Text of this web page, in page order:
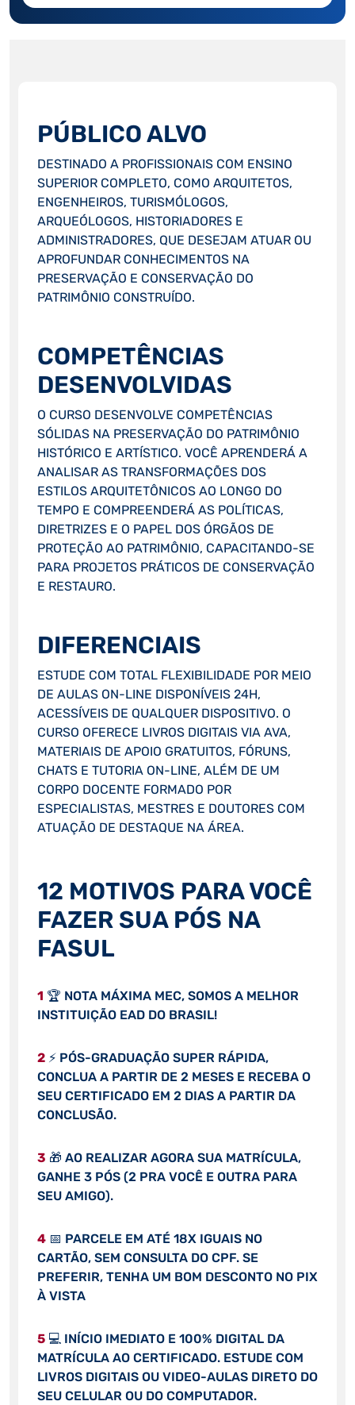
PÚBLICO ALVO
DESTINADO A PROFISSIONAIS COM ENSINO
SUPERIOR COMPLETO, COMO ARQUITETOS,
ENGENHEIROS, TURISMÓLOGOS,
ARQUEÓLOGOS, HISTORIADORES E
ADMINISTRADORES, QUE DESEJAM ATUAR OU
APROFUNDAR CONHECIMENTOS NA
PRESERVAÇÃO E CONSERVAÇÃO DO
PATRIMÔNIO CONSTRUÍDO.
COMPETÊNCIAS
DESENVOLVIDAS
O CURSO DESENVOLVE COMPETÊNCIAS
SÓLIDAS NA PRESERVAÇÃO DO PATRIMÔNIO
HISTÓRICO E ARTÍSTICO. VOCÊ APRENDERÁ A
ANALISAR AS TRANSFORMAÇÕES DOS
ESTILOS ARQUITETÔNICOS AO LONGO DO
TEMPO E COMPREENDERÁ AS POLÍTICAS,
DIRETRIZES E O PAPEL DOS ÓRGÃOS DE
PROTEÇÃO AO PATRIMÔNIO, CAPACITANDO-SE
PARA PROJETOS PRÁTICOS DE CONSERVAÇÃO
E RESTAURO.
DIFERENCIAIS
ESTUDE COM TOTAL FLEXIBILIDADE POR MEIO
DE AULAS ON-LINE DISPONÍVEIS 24H,
ACESSÍVEIS DE QUALQUER DISPOSITIVO. O
CURSO OFERECE LIVROS DIGITAIS VIA AVA,
MATERIAIS DE APOIO GRATUITOS, FÓRUNS,
CHATS E TUTORIA ON-LINE, ALÉM DE UM
CORPO DOCENTE FORMADO POR
ESPECIALISTAS, MESTRES E DOUTORES COM
ATUAÇÃO DE DESTAQUE NA ÁREA.
12 MOTIVOS PARA VOCÊ
FAZER SUA PÓS NA
FASUL
1 🏆 NOTA MÁXIMA MEC, SOMOS A MELHOR
INSTITUIÇÃO EAD DO BRASIL!
2⚡ PÓS-GRADUAÇÃO SUPER RÁPIDA,
CONCLUA A PARTIR DE 2 MESES E RECEBA O
SEU CERTIFICADO EM 2 DIAS A PARTIR DA
CONCLUSÃO.
3 🎁 AO REALIZAR AGORA SUA MATRÍCULA,
GANHE 3 PÓS (2 PRA VOCÊ E OUTRA PARA
SEU AMIGO).
4📅 PARCELE EM ATÉ 18X IGUAIS NO
CARTÃO, SEM CONSULTA DO CPF. SE
PREFERIR, TENHA UM BOM DESCONTO NO PIX
À VISTA
5💻 INÍCIO IMEDIATO E 100% DIGITAL DA
MATRÍCULA AO CERTIFICADO. ESTUDE COM
LIVROS DIGITAIS OU VIDEO-AULAS DIRETO DO
SEU CELULAR OU DO COMPUTADOR.